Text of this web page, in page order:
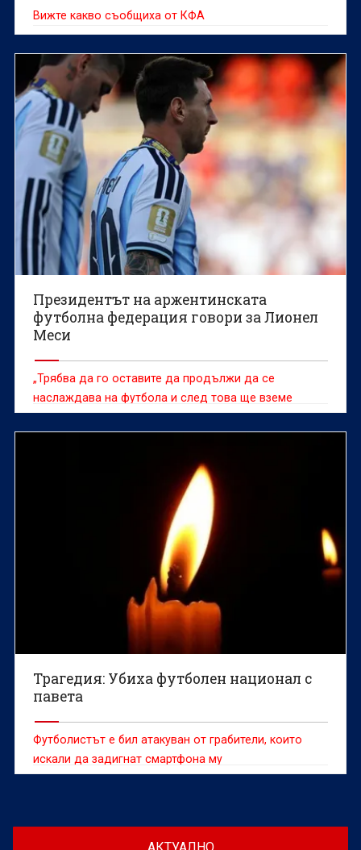
Вижте какво съобщиха от КФА
Президентът на аржентинската
футболна федерация говори за Лионел
Меси
„Трябва да го оставите да продължи да се
наслаждава на футбола и след това ще вземе
решението, което смята за правилно“
Трагедия: Убиха футболен национал с
павета
Футболистът е бил атакуван от грабители, които
искали да задигнат смартфона му